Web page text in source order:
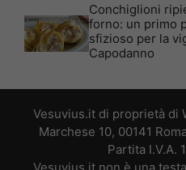
Conchiglioni
forno: un primo
sfizioso per la
Capodanno
Vesuvius.it di proprietà di
Marchese 10, 00141
Partita I.V.A.